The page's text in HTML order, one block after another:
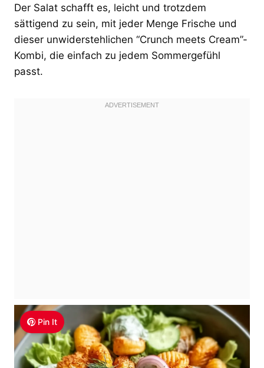
Der Salat schafft es, leicht und trotzdem
sättigend zu sein, mit jeder Menge Frische und
dieser unwiderstehlichen “Crunch meets Cream”-
Kombi, die einfach zu jedem Sommergefühl
passt.
Pin It